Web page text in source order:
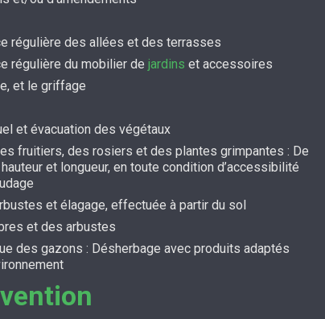
régulière des allées et des terrasses
régulière du mobilier de jardins et accessoires
et le griffage
et évacuation des végétaux
fruitiers, des rosiers et des plantes grimpantes : De
et longueur, en toute condition d’accessibilité
et élagage, effectuée à partir du sol
et des arbustes
des gazons : Désherbage avec produits adaptés